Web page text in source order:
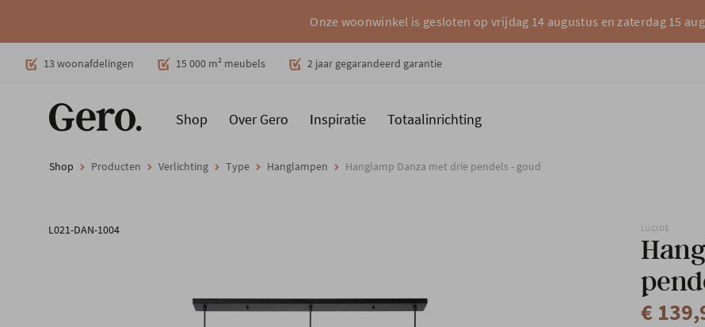
Onze woonwinkel is gesloten op vrijdag 14 augustus en zaterdag 15
13 woonafdelingen 15 000 m² meubels 2 jaar gegarandeerd garantie
Shop Over Gero Inspiratie Totaalinrichting
Promoties Producten Cadeaubon Woonstijlen Ruimtes Merken
Shop Producten Verlichting Type Hanglampen Hanglamp Danza met drie pendels - goud
L021-DAN-1004 LUCIDE
€